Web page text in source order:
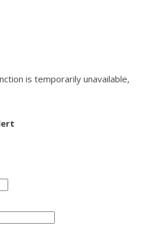
is temporarily unavailable,